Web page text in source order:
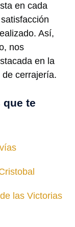
en cada
Así,
nos
en la
cerrajería.
te
las Victorias